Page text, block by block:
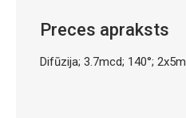
Preces apraksts
Difūzija; 3.7mcd; 140°; 2x5m